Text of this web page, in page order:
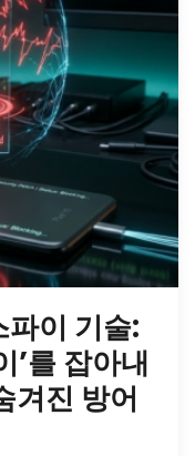
이 기술:
’를 잡아내
겨진 방어